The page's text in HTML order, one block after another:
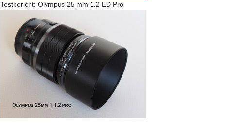
Testbericht: Olympus 25 mm 1.2 ED Pro